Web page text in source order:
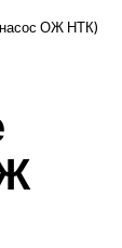
ОЖ НТК)